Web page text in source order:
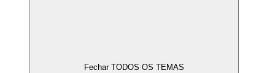
Fechar TODOS OS TEMAS